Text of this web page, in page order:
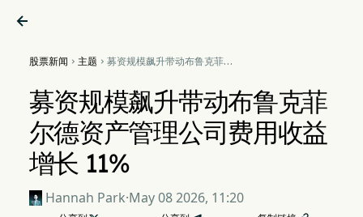

股票新闻  主题  募资规模飙升带动布鲁克菲尔
11%
募资规模飙升带动布鲁克菲
尔德资产管理公司费用收益
增长 11%
Hannah Park·May 08 2026, 11:20